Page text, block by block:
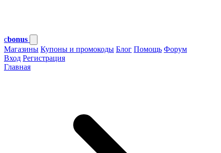
cbonus
Магазины Купоны и промокоды Блог Помощь Форум
Вход Регистрация
Главная